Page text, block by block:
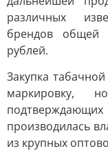
различных
брендов общей
рублей.
Закупка
маркировку,
производилась
из крупных